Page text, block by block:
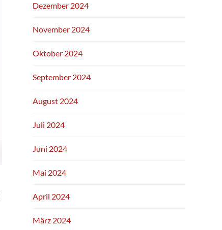
Dezember 2024
November 2024
Oktober 2024
September 2024
August 2024
Juli 2024
Juni 2024
Mai 2024
April 2024
März 2024